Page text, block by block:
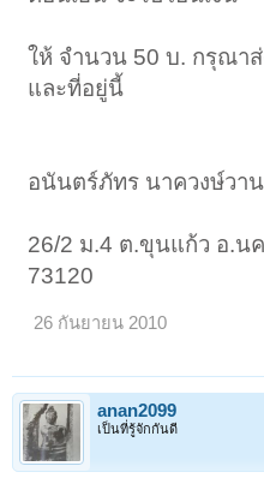
ให้ จำนวน 50 บ. กรุณา
และที่อยู่นี้
อนันตร์ภัทร นาควงษ์วาน
26/2 ม.4 ต.ขุนแก้ว อ.น
73120
26 กันยายน 2010
anan2099
เป็นที่รู้จักกันดี